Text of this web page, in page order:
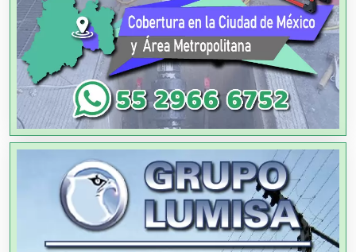
Agencias de Publicidad
Agencias de Viajes
Agricultores
Agricultura y Ganadería